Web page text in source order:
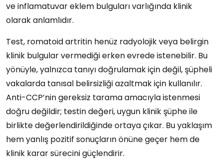
ve inflamatuvar eklem bulguları varlığında klinik
olarak anlamlıdır.
Test, romatoid artritin henüz radyolojik veya belirgin
klinik bulgular vermediği erken evrede istenebilir. Bu
yönüyle, yalnızca tanıyı doğrulamak için değil, şüpheli
vakalarda tanısal belirsizliği azaltmak için kullanılır.
Anti-CCP’nin gereksiz tarama amacıyla istenmesi
doğru değildir; testin değeri, uygun klinik şüphe ile
birlikte değerlendirildiğinde ortaya çıkar. Bu yaklaşım
hem yanlış pozitif sonuçların önüne geçer hem de
klinik karar sürecini güçlendirir.